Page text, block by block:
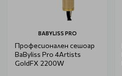
BABYLISS PRO
Професионален сешоар
BaByliss Pro 4Artists
GoldFX 2200W